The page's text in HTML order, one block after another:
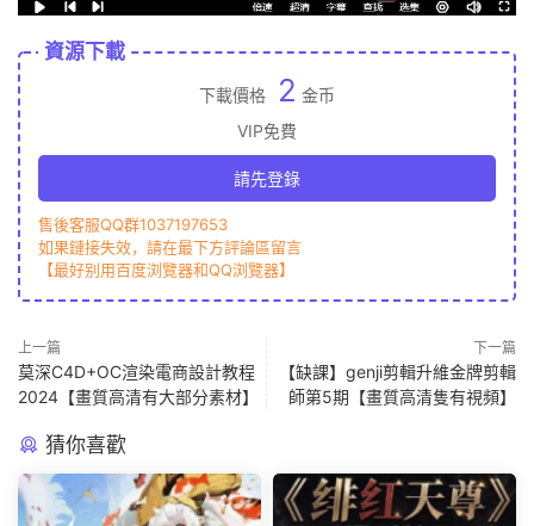
資源下載
下載價格 2 金币
VIP免費
請先登錄
售後客服QQ群1037197653
如果鏈接失效，請在最下方評論區留言
【最好别用百度浏覽器和QQ浏覽器】
上一篇
莫深C4D+OC渲染電商設計教程
2024【畫質高清有大部分素材】
下一篇
【缺課】genji剪輯升維金牌剪輯
師第5期【畫質高清隻有視頻】
猜你喜歡